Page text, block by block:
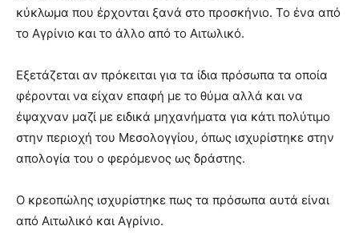
κύκλωμα που έρχονται ξανά στο προσκήνιο. Το ένα από
το Αγρίνιο και το άλλο από το Αιτωλικό.
Εξετάζεται αν πρόκειται για τα ίδια πρόσωπα τα οποία
φέρονται να είχαν επαφή με το θύμα αλλά και να
έψαχναν μαζί με ειδικά μηχανήματα για κάτι πολύτιμο
στην περιοχή του Μεσολογγίου, όπως ισχυρίστηκε στην
απολογία του ο φερόμενος ως δράστης.
Ο κρεοπώλης ισχυρίστηκε πως τα πρόσωπα αυτά είναι
από Αιτωλικό και Αγρίνιο.